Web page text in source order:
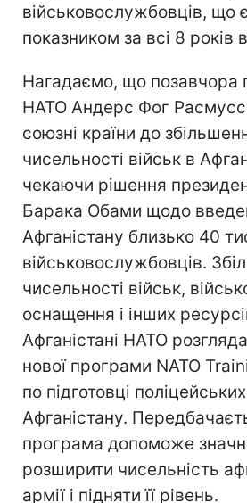
військовослужбовців, що
показником за всі 8 років
Нагадаємо, що позавчора
НАТО Андерс Фог
союзні країни до
чисельності військ в
чекаючи рішення
Барака Обами щодо
Афганістану близько 40
військовослужбовців.
чисельності військ,
оснащення і інших
Афганістані НАТО
нової програми NATO
по підготовці
Афганістану.
програма допоможе
розширити чисельність
армії і підняти її рівень.